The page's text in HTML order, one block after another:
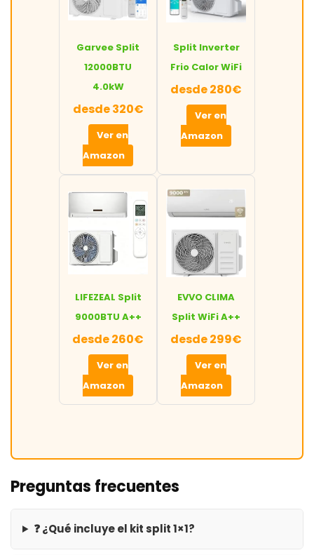
Garvee Split
12000BTU
4.0kW
desde 320€
Ver en
Amazon
Split Inverter
Frio Calor WiFi
desde 280€
Ver en
Amazon
LIFEZEAL Split
9000BTU A++
desde 260€
Ver en
Amazon
EVVO CLIMA
Split WiFi A++
desde 299€
Ver en
Amazon
Preguntas frecuentes
❓ ¿Qué incluye el kit split 1×1?